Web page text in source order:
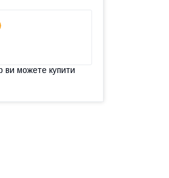
ви можете купити